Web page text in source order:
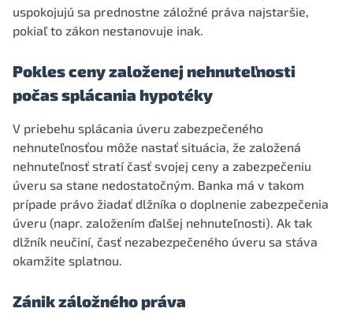
uspokojujú sa prednostne záložné práva najstaršie,
pokiaľ to zákon nestanovuje inak.
Pokles ceny založenej nehnuteľnosti
počas splácania hypotéky
V priebehu splácania úveru zabezpečeného
nehnuteľnosťou môže nastať situácia, že založená
nehnuteľnosť stratí časť svojej ceny a zabezpečeniu
úveru sa stane nedostatočným. Banka má v takom
prípade právo žiadať dlžníka o doplnenie zabezpečenia
úveru (napr. založením ďalšej nehnuteľnosti). Ak tak
dlžník neučiní, časť nezabezpečeného úveru sa stáva
okamžite splatnou.
Zánik záložného práva